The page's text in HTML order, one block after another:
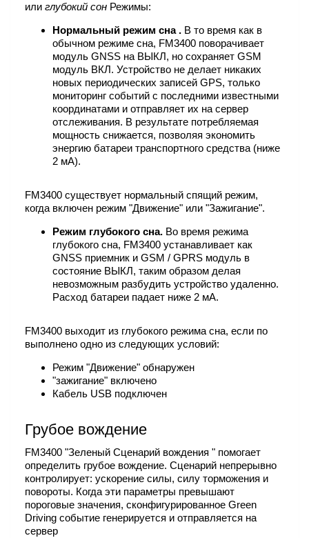
или глубокий сон Режимы:
Нормальный режим сна . В то время как в
обычном режиме сна, FM3400 поворачивает
модуль GNSS на ВЫКЛ, но сохраняет GSM
модуль ВКЛ. Устройство не делает никаких
новых периодических записей GPS, только
мониторинг событий с последними известными
координатами и отправляет их на сервер
отслеживания. В результате потребляемая
мощность снижается, позволяя экономить
энергию батареи транспортного средства (ниже
2 мА).
FM3400 существует нормальный спящий режим,
когда включен режим "Движение" или "Зажигание".
Режим глубокого сна. Во время режима
глубокого сна, FM3400 устанавливает как
GNSS приемник и GSM / GPRS модуль в
состояние ВЫКЛ, таким образом делая
невозможным разбудить устройство удаленно.
Расход батареи падает ниже 2 мА.
FM3400 выходит из глубокого режима сна, если по
выполнено одно из следующих условий:
Режим "Движение" обнаружен
"зажигание" включено
Кабель USB подключен
Грубое вождение
FM3400 "Зеленый Сценарий вождения " помогает
определить грубое вождение. Сценарий непрерывно
контролирует: ускорение силы, силу торможения и
повороты. Когда эти параметры превышают
пороговые значения, сконфигурированное Green
Driving событие генерируется и отправляется на
сервер